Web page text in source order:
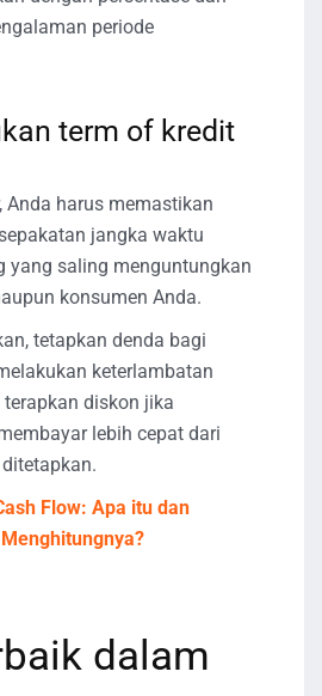
periode
term of kredit
Anda harus memastikan
jangka waktu
yang saling menguntungkan
konsumen Anda.
tetapkan denda bagi
keterlambatan
diskon jika
lebih cepat dari
Flow: Apa itu dan
dalam